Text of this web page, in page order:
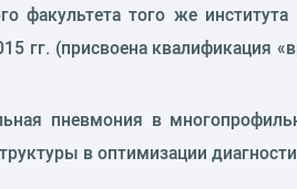
факультета того же института
гг. (присвоена квалификация
пневмония в
в оптимизации